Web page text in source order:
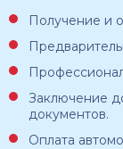
Получение и
Заключение
документов.
Оплата